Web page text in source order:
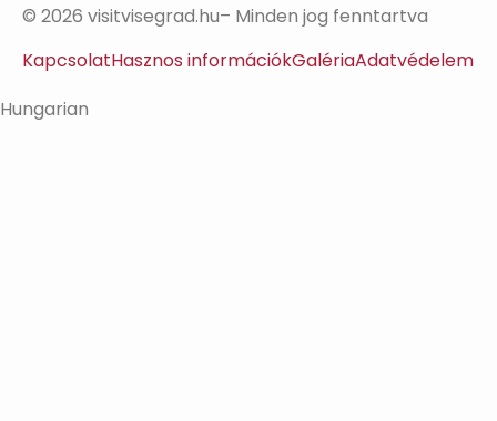
© 2026 visitvisegrad.hu– Minden jog fenntartva
KapcsolatHasznos információkGalériaAdatvédelem
Hungarian